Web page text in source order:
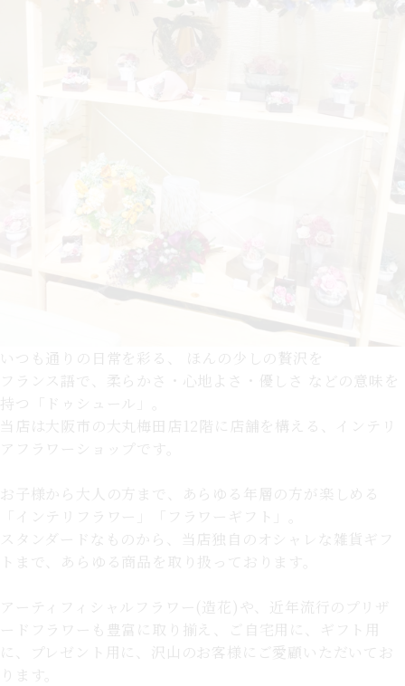
いつも通りの日常を彩る、
ほんの少しの贅沢を
フランス語で、柔らかさ・心地よさ・優しさ などの意味を
持つ「ドゥシュール」。
当店は大阪市の大丸梅田店12階に店舗を構える、インテリ
アフラワーショップです。
お子様から大人の方まで、あらゆる年層の方が楽しめる
「インテリフラワー」「フラワーギフト」。
スタンダードなものから、当店独自のオシャレな雑貨ギフ
トまで、あらゆる商品を取り扱っております。
アーティフィシャルフラワー(造花)や、近年流行のプリザ
ードフラワーも豊富に取り揃え、ご自宅用に、ギフト用
に、プレゼント用に、沢山のお客様にご愛顧いただいてお
ります。